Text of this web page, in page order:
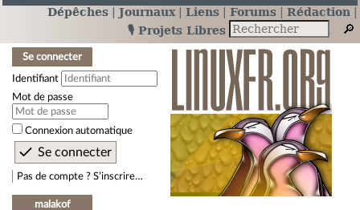
Dépêches Journaux Liens Forums
Rédaction
🎙️ Projets Libres
Se connecter
Identifiant
Mot de passe
Connexion automatique
Pas de compte ? S’inscrire…
malakof